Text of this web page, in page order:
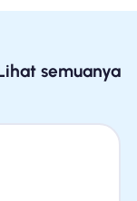
semuanya